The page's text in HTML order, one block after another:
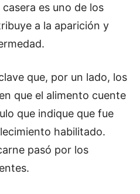
es uno de los
a la aparición y
que, por un lado, los
que el alimento cuente
que indique que fue
habilitado.
pasó por los